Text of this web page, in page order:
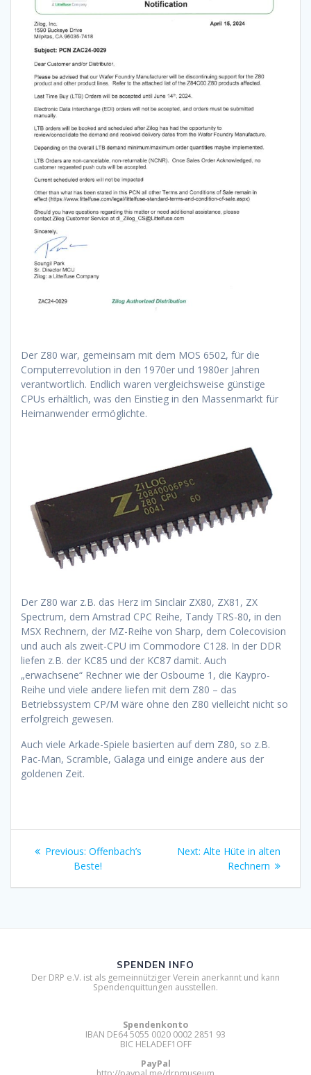
Der Z80 war, gemeinsam mit dem MOS 6502, für die
Computerrevolution in den 1970er und 1980er Jahren
verantwortlich. Endlich waren vergleichsweise günstige
CPUs erhältlich, was den Einstieg in den Massenmarkt für
Heimanwender ermöglichte.
Der Z80 war z.B. das Herz im Sinclair ZX80, ZX81, ZX
Spectrum, dem Amstrad CPC Reihe, Tandy TRS-80, in den
MSX Rechnern, der MZ-Reihe von Sharp, dem Colecovision
und auch als zweit-CPU im Commodore C128. In der DDR
liefen z.B. der KC85 und der KC87 damit. Auch
„erwachsene“ Rechner wie der Osbourne 1, die Kaypro-
Reihe und viele andere liefen mit dem Z80 – das
Betriebssystem CP/M wäre ohne den Z80 vielleicht nicht so
erfolgreich gewesen.
Auch viele Arkade-Spiele basierten auf dem Z80, so z.B.
Pac-Man, Scramble, Galaga und einige andere aus der
goldenen Zeit.
Beitragsnavigation
Previous: Previous
post:
Offenbach’s
Beste!
Next: Next
Alte Hüte in alten
Rechnern
SPENDEN INFO
Der DRP e.V. ist als gemeinnütziger Verein anerkannt und kann
Spendenquittungen ausstellen.
Spendenkonto
IBAN DE64 5055 0020 0002 2851 93
BIC HELADEF1OFF
PayPal